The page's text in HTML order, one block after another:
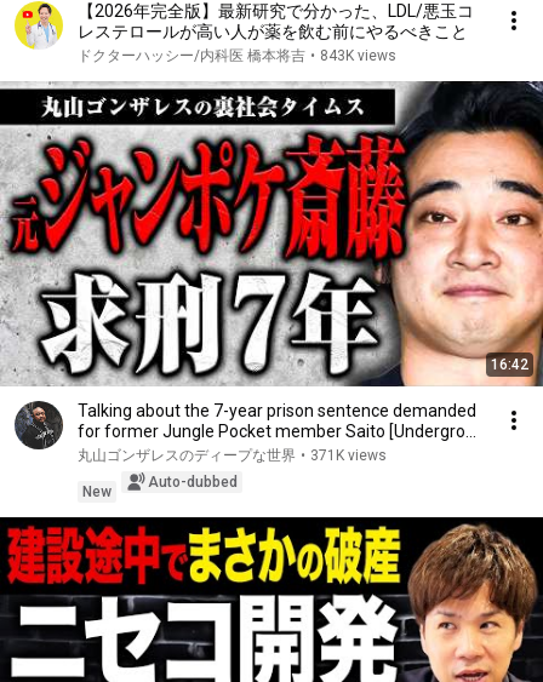
【2026年完全版】最新研究で分かった、LDL/悪玉コ
レステロールが高い人が薬を飲む前にやるべきこと
ドクターハッシー/内科医 橋本将吉 • 843K views
16:42
Talking about the 7-year prison sentence demanded
for former Jungle Pocket member Saito [Undergro...
丸山ゴンザレスのディープな世界 • 371K views
New
Auto-dubbed